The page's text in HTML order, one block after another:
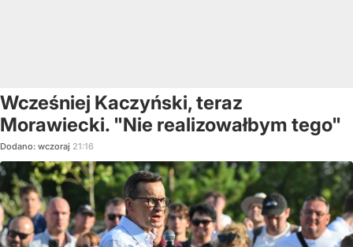
Wcześniej Kaczyński, teraz
Morawiecki. "Nie realizowałbym tego"
Dodano: wczoraj 21:16